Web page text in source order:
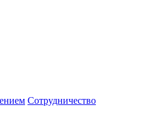
Сотрудничество